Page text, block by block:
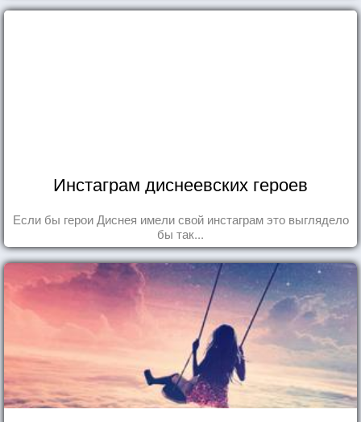
Инстаграм диснеевских героев
Если бы герои Диснея имели свой инстаграм это выглядело
бы так...